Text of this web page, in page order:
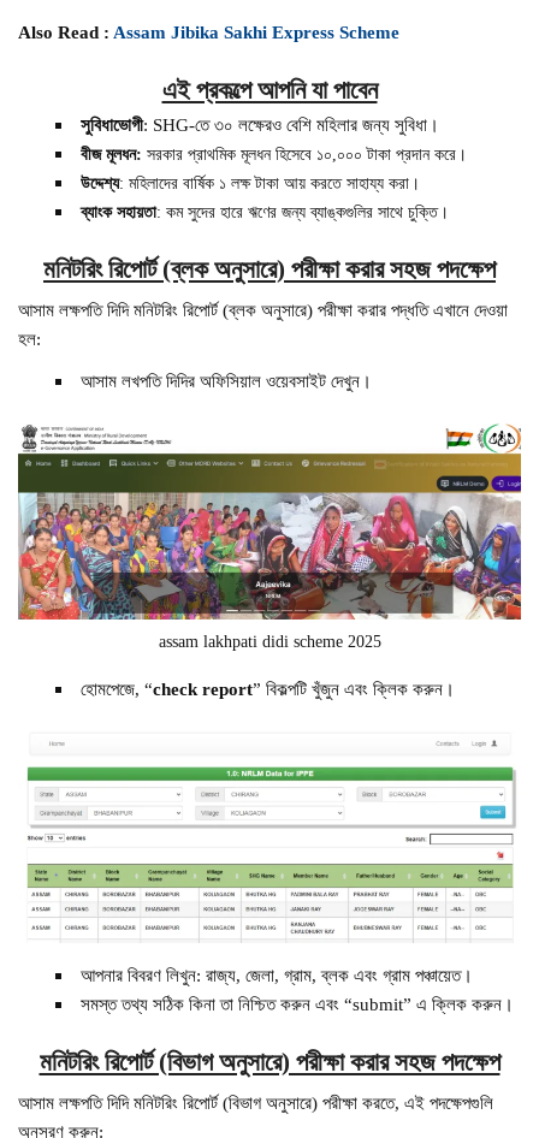
Also Read : Assam Jibika Sakhi Express Scheme
এই প্রকল্পে আপনি যা পাবেন
সুবিধাভোগী: SHG-তে ৩০ লক্ষেরও বেশি মহিলার জন্য সুবিধা।
বীজ মূলধন: সরকার প্রাথমিক মূলধন হিসেবে ১০,০০০ টাকা প্রদান করে।
উদ্দেশ্য: মহিলাদের বার্ষিক ১ লক্ষ টাকা আয় করতে সাহায্য করা।
ব্যাংক সহায়তা: কম সুদের হারে ঋণের জন্য ব্যাঙ্কগুলির সাথে চুক্তি।
মনিটরিং রিপোর্ট (ব্লক অনুসারে) পরীক্ষা করার সহজ পদক্ষেপ
আসাম লক্ষপতি দিদি মনিটরিং রিপোর্ট (ব্লক অনুসারে) পরীক্ষা করার পদ্ধতি এখানে দেওয়া
হল:
আসাম লখপতি দিদির অফিসিয়াল ওয়েবসাইট দেখুন।
assam lakhpati didi scheme 2025
হোমপেজে, “check report” বিকল্পটি খুঁজুন এবং ক্লিক করুন।
আপনার বিবরণ লিখুন: রাজ্য, জেলা, গ্রাম, ব্লক এবং গ্রাম পঞ্চায়েত।
সমস্ত তথ্য সঠিক কিনা তা নিশ্চিত করুন এবং “submit” এ ক্লিক করুন।
মনিটরিং রিপোর্ট (বিভাগ অনুসারে) পরীক্ষা করার সহজ পদক্ষেপ
আসাম লক্ষপতি দিদি মনিটরিং রিপোর্ট (বিভাগ অনুসারে) পরীক্ষা করতে, এই পদক্ষেপগুলি
অনুসরণ করুন: